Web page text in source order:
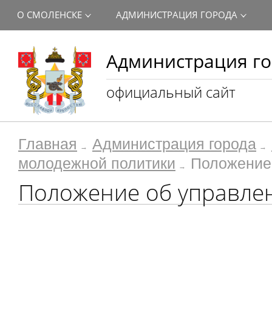
Администрация
официальный сайт
О СМОЛЕНСКЕ АДМИНИСТРАЦИЯ ГОРОДА
Главная Администрация города
молодежной политики
Положение
Положение об